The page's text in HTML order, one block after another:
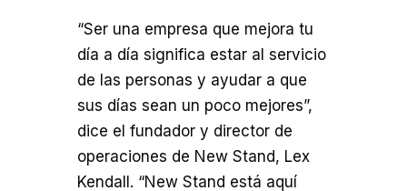
“Ser una empresa que mejora tu
día a día significa estar al servicio
de las personas y ayudar a que
sus días sean un poco mejores”,
dice el fundador y director de
operaciones de New Stand, Lex
Kendall. “New Stand está aquí